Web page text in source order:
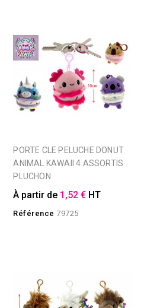
PORTE CLE PELUCHE DONUT
ANIMAL KAWAII 4 ASSORTIS
PLUCHON
À partir de 1,52 € HT
Référence 79725